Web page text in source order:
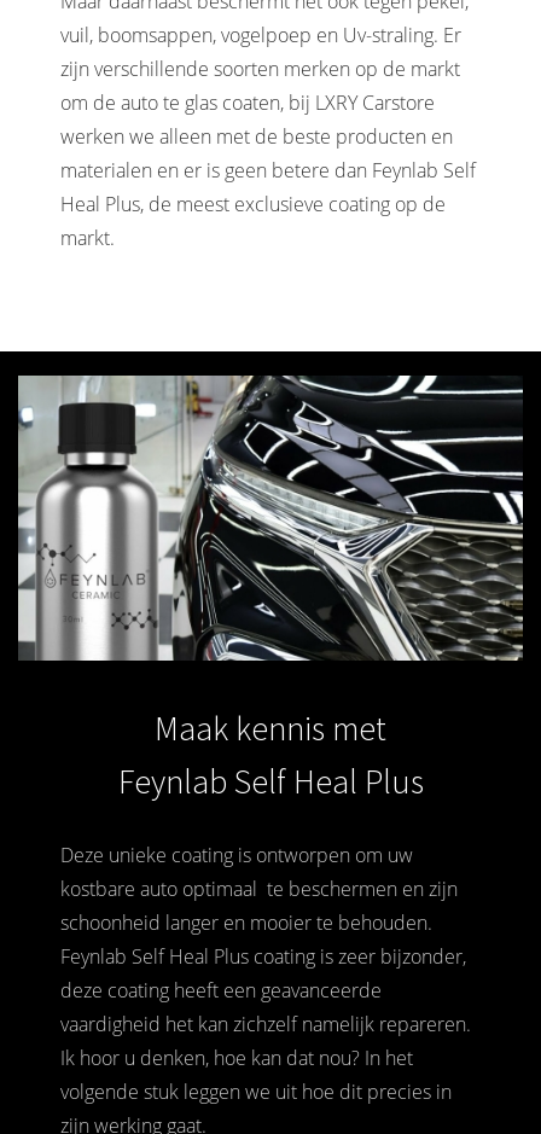
vuil, boomsappen, vogelpoep en Uv-straling. Er
zijn verschillende soorten merken op de markt
om de auto te glas coaten, bij LXRY Carstore
werken we alleen met de beste producten en
materialen en er is geen betere dan Feynlab Self
Heal Plus, de meest exclusieve coating op de
markt.
Maak kennis met
Feynlab Self Heal Plus
Deze unieke coating is ontworpen om uw
kostbare auto optimaal te beschermen en zijn
schoonheid langer en mooier te behouden.
Feynlab Self Heal Plus coating is zeer bijzonder,
deze coating heeft een geavanceerde
vaardigheid het kan zichzelf namelijk repareren.
Ik hoor u denken, hoe kan dat nou? In het
volgende stuk leggen we uit hoe dit precies in
zijn werking gaat.